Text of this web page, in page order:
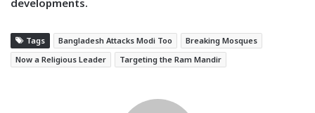
developments.
Tags Bangladesh Attacks Modi Too
Breaking Mosques
Now a Religious Leader
Targeting the Ram Mandir